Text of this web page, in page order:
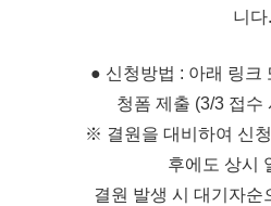
니다.
● 신청방법 : 아래 링크
청폼 제출 (3/3 접수
※ 결원을 대비하여 신
후에도 상시
결원 발생 시 대기자순